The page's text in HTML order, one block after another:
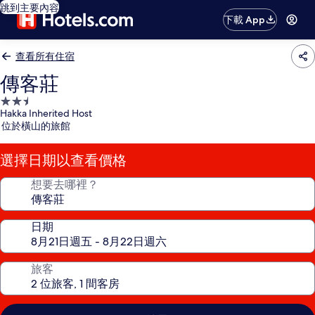
跳到主要內容
下載 App
查看所有住宿
傳客莊
2.5
星
級
住
宿
Hakka Inherited Host
位於橫山的旅館
選擇日期以查看價格
想要去哪裡？
日期
旅客